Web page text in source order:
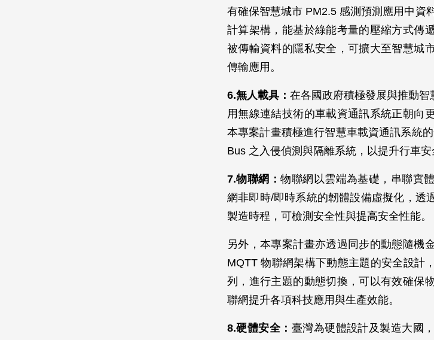
有確保智慧城市 PM2.5 感測預測應用中資
計算架構，能基於綠能考量的壓縮方式傳
被傳輸資料的隱私安全，可擴大至智慧城
傳輸應用。
6.無人載具： 在各國政府積極發展與推動
用無線連結技術的車載資通訊系統正朝向
本專案計畫積極進行智慧車載資通訊系統
Bus 之入侵偵測與隔離系統，以提升行車安
7.物聯網：物聯網以雲端為基礎，串聯實
網非即時/即時系統的韌體設備虛擬化，透
製造時程，可檢測安全性與提高安全性能。
另外，本專案計畫亦透過同步的動態隨機
MQTT 物聯網架構下動態主題的安全設計
列，進行主題的動態切換，可以有效確保
聯網提升各項科技應用與生產效能。
8.硬體安全： 臺灣為硬體設計及製造大國